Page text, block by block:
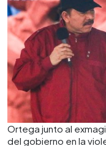
Ortega junto al
del gobierno en la